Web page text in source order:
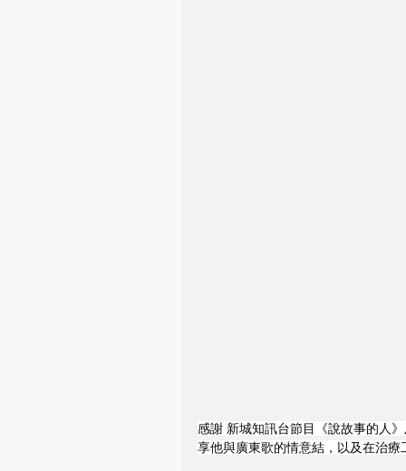
感謝 新城知訊台節目《說故事的人
享他與廣東歌的情意結，以及在治療